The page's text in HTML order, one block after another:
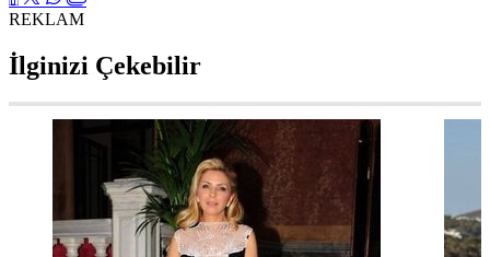
REKLAM
İlginizi Çekebilir